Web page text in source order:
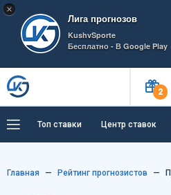
×
Лига прогнозов
KushvSporte
Бесплатно - В Google Play
2
Топ ставки Центр ставок
Главная Рейтинг прогнозистов